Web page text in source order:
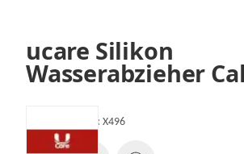
ucare Silikon
Wasserabzieher
Artikelnummer: X496